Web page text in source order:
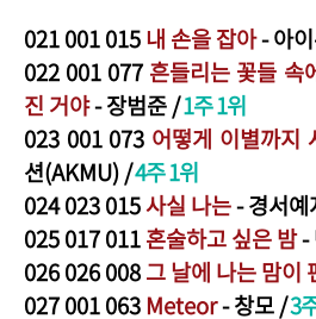
021001 015내 손을 잡아- 아
022 001 077흔들리는 꽃들 속
진 거야- 장범준/1주 1위
023 001 073 어떻게 이별까지
션(AKMU)/4주 1위
024023 015사실 나는- 경서예
025017 011혼술하고 싶은 밤-
026026 008그 날에 나는 맘이
027001 063Meteor- 창모/3